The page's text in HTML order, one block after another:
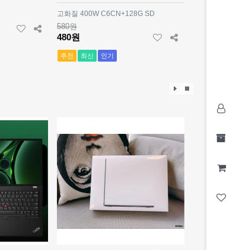
고화질 400W C6CN+128G SD
580원
480원
추천 최신 인기
효
효